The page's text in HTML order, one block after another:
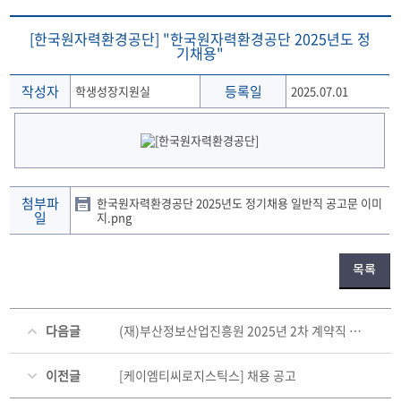
[한국원자력환경공단] "한국원자력환경공단 2025년도 정
기채용"
작성자 학생성장지원실 등록일 2025.07.01
첨부파
일
한국원자력환경공단 2025년도 정기채용 일반직 공고문 이미
지.png
목록
다음글 (재)부산정보산업진흥원 2025년 2차 계약직 신규채용 및 상반기 채용 재공고
이전글 [케이엠티씨로지스틱스] 채용 공고